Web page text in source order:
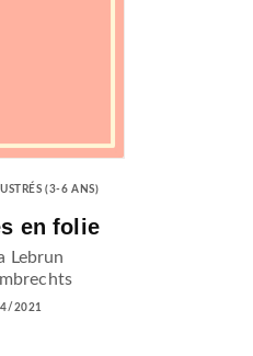
(3-6 ANS)
en folie
Lebrun
2021